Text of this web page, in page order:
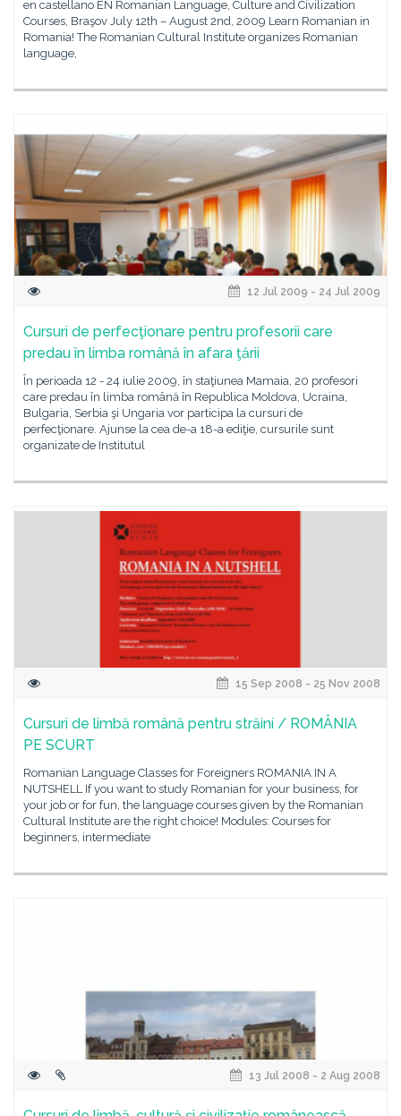
en castellano EN Romanian Language, Culture and Civilization
Courses, Braşov July 12th – August 2nd, 2009 Learn Romanian in
Romania! The Romanian Cultural Institute organizes Romanian
language,
12 Jul 2009 - 24 Jul 2009
Cursuri de perfecţionare pentru profesorii care
predau în limba română în afara ţării
În perioada 12 - 24 iulie 2009, în staţiunea Mamaia, 20 profesori
care predau în limba română în Republica Moldova, Ucraina,
Bulgaria, Serbia şi Ungaria vor participa la cursuri de
perfecţionare. Ajunse la cea de-a 18-a ediţie, cursurile sunt
organizate de Institutul
15 Sep 2008 - 25 Nov 2008
Cursuri de limbă română pentru străini / ROMÂNIA
PE SCURT
Romanian Language Classes for Foreigners ROMANIA IN A
NUTSHELL If you want to study Romanian for your business, for
your job or for fun, the language courses given by the Romanian
Cultural Institute are the right choice! Modules: Courses for
beginners, intermediate
13 Jul 2008 - 2 Aug 2008